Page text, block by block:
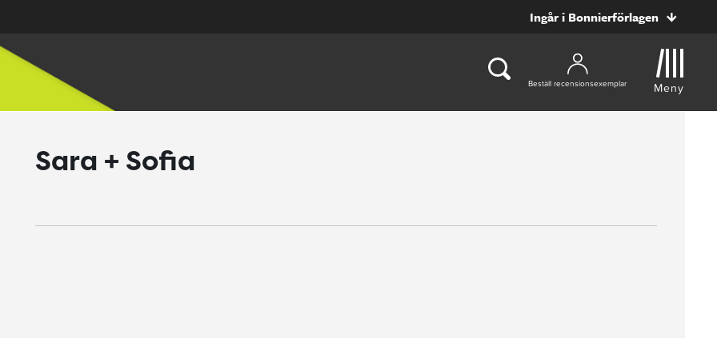
Ingår i Bonnierförlagen
Beställ recensionsexemplar Meny
Sara + Sofia